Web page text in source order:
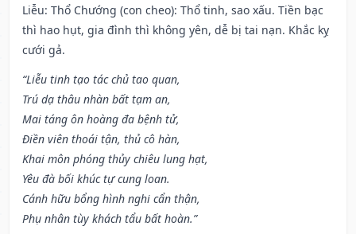
Liễu: Thổ Chướng (con cheo): Thổ tinh, sao xấu. Tiền bạc
thì hao hụt, gia đình thì không yên, dễ bị tai nạn. Khắc kỵ
cưới gả.
“Liễu tinh tạo tác chủ tao quan,
Trú dạ thâu nhàn bất tạm an,
Mai táng ôn hoàng đa bệnh tử,
Điền viên thoái tận, thủ cô hàn,
Khai môn phóng thủy chiêu lung hạt,
Yêu đà bối khúc tự cung loan.
Cánh hữu bổng hình nghi cẩn thận,
Phụ nhân tùy khách tẩu bất hoàn.”